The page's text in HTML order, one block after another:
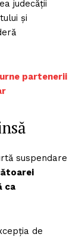
judecății
și
partenerii
suspendare
ca
de